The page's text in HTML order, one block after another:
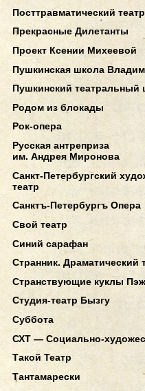
Посттравматический театр
Прекрасные Дилетанты
Проект Ксении Михеевой
Пушкинская школа
Пушкинский театральный
Родом из блокады
Рок-опера
Русская антреприза
им. Андрея Миронова
Санкт-Петербургский
театр
Санктъ-Петербургъ Опера
Свой театр
Синий сарафан
Странник. Драматический
Странствующие куклы
Студия-театр Бызгу
Суббота
СХТ — Социально-
Такой Театр
Тантамарески